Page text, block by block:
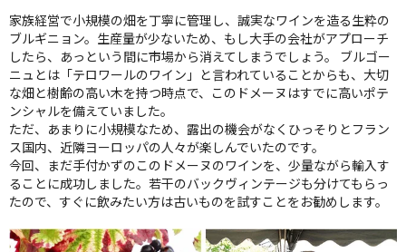
家族経営で小規模の畑を丁寧に管理し、誠実なワインを造る生粋の
ブルギニョン。生産量が少ないため、もし大手の会社がアプローチ
したら、あっという間に市場から消えてしまうでしょう。 ブルゴー
ニュとは「テロワールのワイン」と言われていることからも、大切
な畑と樹齢の高い木を持つ時点で、このドメーヌはすでに高いポテ
ンシャルを備えていました。
ただ、あまりに小規模なため、露出の機会がなくひっそりとフラン
ス国内、近隣ヨーロッパの人々が楽しんでいたのです。
今回、まだ手付かずのこのドメーヌのワインを、少量ながら輸入す
ることに成功しました。若干のバックヴィンテージも分けてもらっ
たので、すぐに飲みたい方は古いものを試すことをお勧めします。